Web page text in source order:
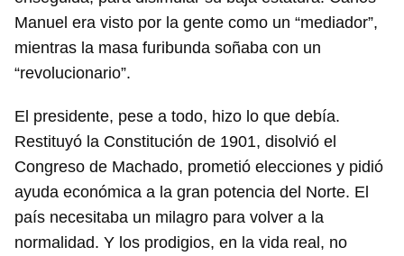
Manuel era visto por la gente como un “mediador”,
mientras la masa furibunda soñaba con un
“revolucionario”.
El presidente, pese a todo, hizo lo que debía.
Restituyó la Constitución de 1901, disolvió el
Congreso de Machado, prometió elecciones y pidió
ayuda económica a la gran potencia del Norte. El
país necesitaba un milagro para volver a la
normalidad. Y los prodigios, en la vida real, no